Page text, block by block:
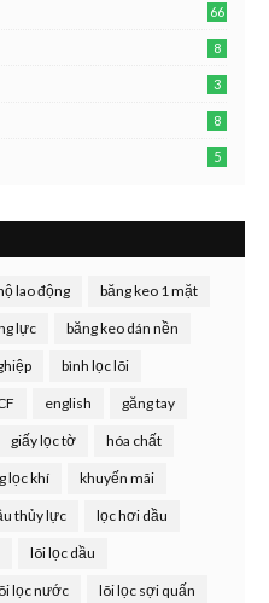
66
8
3
8
5
lao động băng keo 1 mặt
lực băng keo dán nền
bình lọc lõi
english găng tay
giấy lọc tờ hóa chất
lọc khí khuyến mãi
thủy lực lọc hơi dầu
lõi lọc dầu
lọc nước lõi lọc sợi quấn